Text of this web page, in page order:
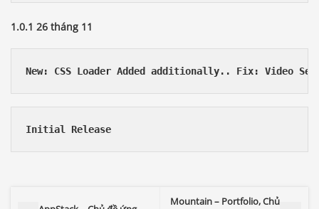
1.0.1 26 tháng 11
New: CSS Loader Added additionally.. Fix: Video
Initial Release
Mountain – Portfolio, Chủ